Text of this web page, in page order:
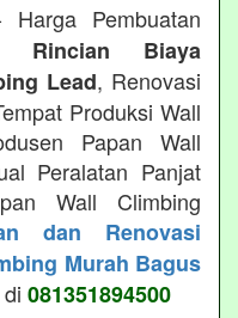
Harga Pembuatan
Rincian Biaya
Lead, Renovasi
Produksi Wall
Papan Wall
Peralatan Panjat
Wall Climbing
dan Renovasi
Murah Bagus
081351894500